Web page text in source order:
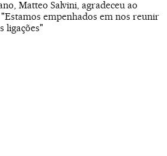
Matteo Salvini, agradeceu ao
empenhados em nos reunir
ligações"